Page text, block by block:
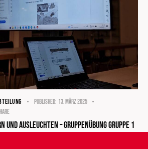
Published: 13. März 2025
ausleuchten – Gruppenübung Gruppe 1